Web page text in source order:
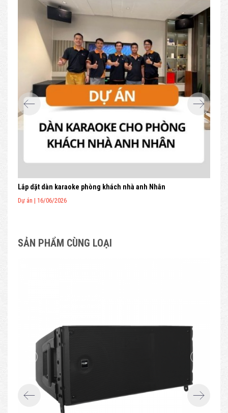
Lắp dặt dàn karaoke phòng khách nhà anh Nhân
Dự án | 16/06/2026
SẢN PHẨM CÙNG LOẠI